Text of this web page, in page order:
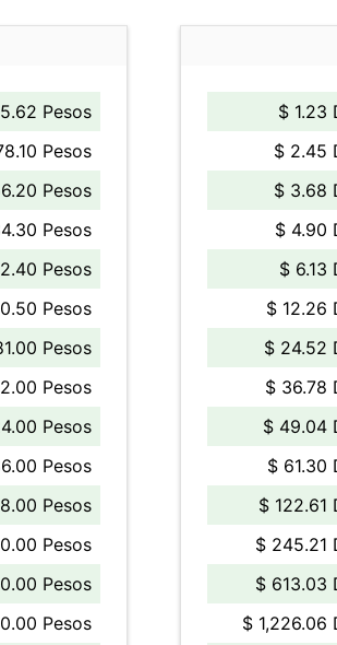
Pesos
Pesos
Pesos
Pesos
Pesos
Pesos
Pesos
Pesos
Pesos
Pesos
Pesos
Pesos
Pesos
Pesos
$ 1.23
$ 2.45
$ 3.68
$ 4.90
$ 6.13
$ 12.26
$ 24.52
$ 36.78
$ 49.04
$ 61.30
$ 122.61
$ 245.21
$ 613.03
$ 1,226.06